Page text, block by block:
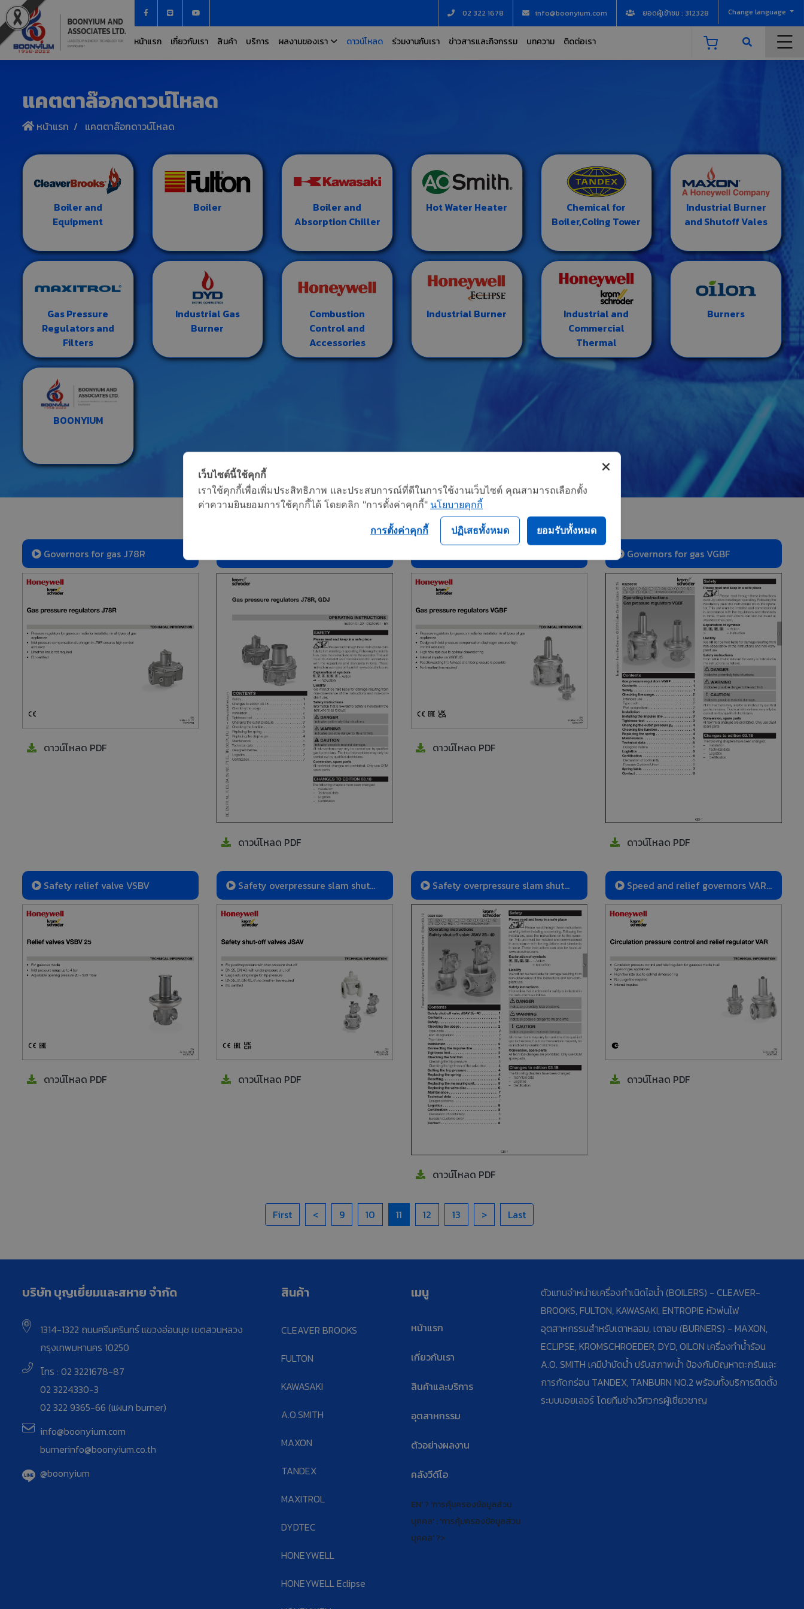
02 322 1678 info@boonyium.com ยอดผู้เข้าชม : 312328 Change language
หน้าแรก เกี่ยวกับเรา สินค้า บริการ ผลงานของเรา ดาวน์โหลด ร่วมงานกับเรา ข่าวสารและกิจกรรม บทความ ติดต่อเรา
แคตตาล๊อกดาวน์โหลด
หน้าแรก แคตตาล๊อกดาวน์โหลด
Boiler and
Equipment
Boiler
Boiler and
Absorption Chiller
Hot Water Heater
Chemical for
Boiler,Coling Tower
Industrial Burner
and Shutoff Vales
Gas Pressure
Regulators and
Filters
Industrial Gas
Burner
Combustion
Control and
Accessories
Industrial Burner
Industrial and
Commercial
Thermal
Burners
BOONYIUM
Governors for gas J78R
ดาวน์โหลด PDF
ดาวน์โหลด PDF
ดาวน์โหลด PDF
Governors for gas VGBF
ดาวน์โหลด PDF
Safety relief valve VSBV
ดาวน์โหลด PDF
Safety overpressure slam shut
valves JSAV
ดาวน์โหลด PDF
Safety overpressure slam shut
valves JSAV
ดาวน์โหลด PDF
Speed and relief governors VAR,
GAR
ดาวน์โหลด PDF
First < 9 10 11 12 13 > Last
บริษัท บุญเยี่ยมและสหาย จำกัด
1314-1322 ถนนศรีนครินทร์ แขวงอ่อนนุช เขตสวนหลวง
กรุงเทพมหานคร 10250
โทร : 02 3221678-87
02 3224330-3
02 322 9365-66 (แผนก burner)
info@boonyium.com
burnerinfo@boonyium.co.th
@boonyium
สินค้า
CLEAVER BROOKS
FULTON
KAWASAKI
A.O.SMITH
MAXON
TANDEX
MAXITROL
DYDTEC
HONEYWELL
HONEYWELL Eclipse
เมนู
หน้าแรก
เกี่ยวกับเรา
สินค้าและบริการ
อุตสาหกรรม
ตัวอย่างผลงาน
คลังวีดีโอ
EN' ? 'การคุ้มครองข้อมูลส่วน
บุคคล' : 'การคุ้มครองข้อมูลส่วน
บุคคล' ?>
ตัวแทนจำหน่ายเครื่องกำเนิดไอน้ำ (BOILERS) - CLEAVER-
BROOKS, FULTON, KAWASAKI, ENTROPIE หัวพ่นไฟ
อุตสาหกรรมสำหรับเตาหลอม, เตาอบ (BURNERS) - MAXON,
ECLIPSE, KROMSCHROEDER, DYD, OILON เครื่องทำน้ำร้อน
A.O. SMITH เคมีบำบัดน้ำ ปรับสภาพน้ำ ป้องกันปัญหาตะกรันและ
การกัดกร่อน TANDEX, TANBURN NO.2 พร้อมทั้งบริการติดตั้ง
ระบบบอยเลอร์ โดยทีมช่างวิศวกรผู้เชี่ยวชาญ
เว็บไซต์นี้ใช้คุกกี้
เราใช้คุกกี้เพื่อเพิ่มประสิทธิภาพ และประสบการณ์ที่ดีในการใช้งานเว็บไซต์ คุณสามารถเลือกตั้ง
ค่าความยินยอมการใช้คุกกี้ได้ โดยคลิก "การตั้งค่าคุกกี้" นโยบายคุกกี้
ปฏิเสธทั้งหมด ยอมรับทั้งหมด
การตั้งค่าคุกกี้